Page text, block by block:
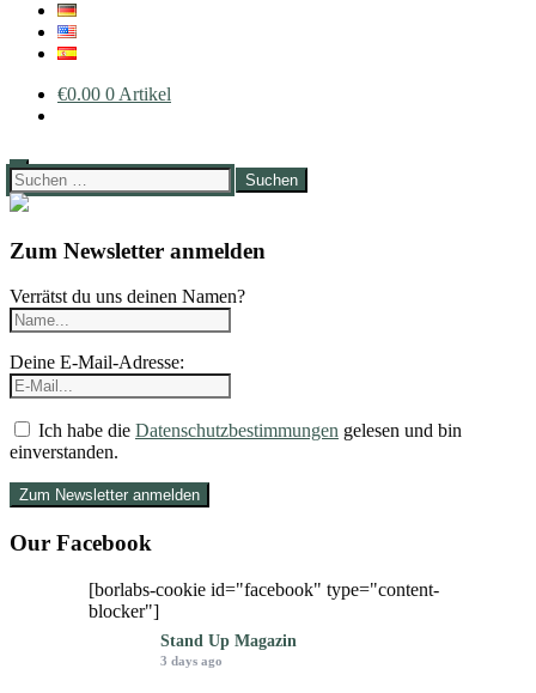
€0.00 0 Artikel
Suchen
nach:
Zum Newsletter anmelden
Verrätst du uns deinen Namen?
Deine E-Mail-Adresse:
Ich habe die Datenschutzbestimmungen gelesen und bin
einverstanden.
Our Facebook
[borlabs-cookie id="facebook" type="content-
blocker"]
Stand Up Magazin
3 days ago